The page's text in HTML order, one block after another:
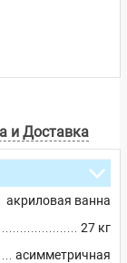
и Доставка
акриловая ванна
27 кг
асимметричная